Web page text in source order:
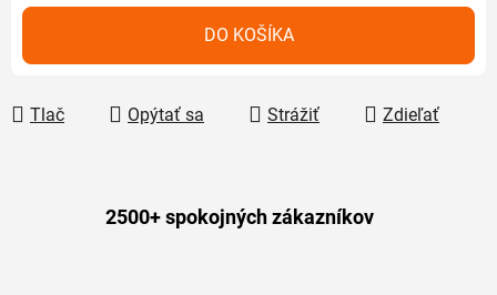
DO KOŠÍKA
Tlač Opýtať sa Strážiť Zdieľať
2500+ spokojných zákazníkov